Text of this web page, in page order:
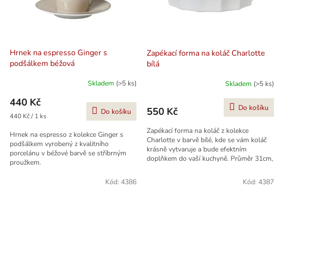
Hrnek na espresso Ginger s
podšálkem béžová
Skladem (>5 ks)
440 Kč
Měrná
440 Kč / 1 ks Do košíku
Hrnek na espresso z kolekce Ginger s
podšálkem vyrobený z kvalitního
porcelánu v béžové barvě se stříbrným
proužkem.
Zapékací forma na koláč Charlotte
bílá
Skladem (>5 ks)
550 Kč Do košíku
Zapékací forma na koláč z kolekce
Charlotte v barvě bílé, kde se vám koláč
krásně vytvaruje a bude efektním
doplňkem do vaší kuchyně. Průměr 31cm,
Kód: 4386 Kód: 4387